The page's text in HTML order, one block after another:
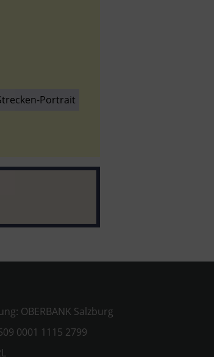
Portrait
OBERBANK Salzburg
0001 1115 2799